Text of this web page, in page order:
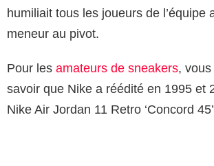
humiliait tous les joueurs de l’équipe
meneur au pivot.
Pour les amateurs de sneakers, vous
savoir que Nike a réédité en 1995 et
Nike Air Jordan 11 Retro ‘Concord 45’